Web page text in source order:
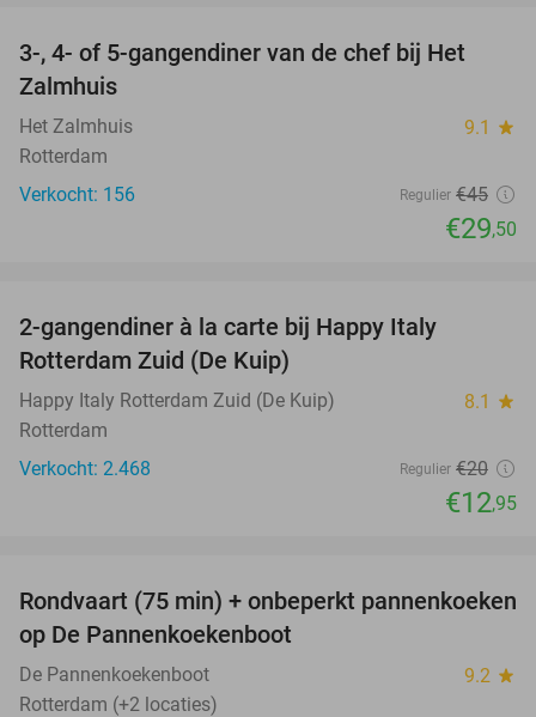
34%
3-, 4- of 5-gangendiner van de chef bij Het
Zalmhuis
Het Zalmhuis 9.1 star
Rotterdam
Verkocht: 156
Regulier €45
€29,50
2-gangendiner à la carte bij Happy Italy
Rotterdam Zuid (De Kuip)
Happy Italy Rotterdam Zuid (De Kuip) 8.1 star
Rotterdam
Verkocht: 2.468
Regulier €20
€12,95
30%
Rondvaart (75 min) + onbeperkt pannenkoeken
op De Pannenkoekenboot
De Pannenkoekenboot 9.2 star
Rotterdam (+2 locaties)